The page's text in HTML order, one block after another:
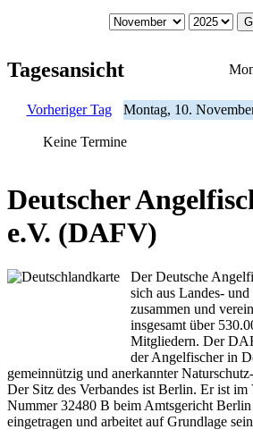
Tagesansicht
Vorheriger Tag Montag, 10.
Keine Termine
Deutscher
e.V. (DAFV)
Der Deutsche
sich aus Landes-
zusammen und
insgesamt über
Mitgliedern. Der
der Angelfischer in
gemeinnützig und anerkannter
Der Sitz des Verbandes ist Berlin. Er ist im
Nummer 32480 B beim Amtsgericht
eingetragen und arbeitet auf Grundlage